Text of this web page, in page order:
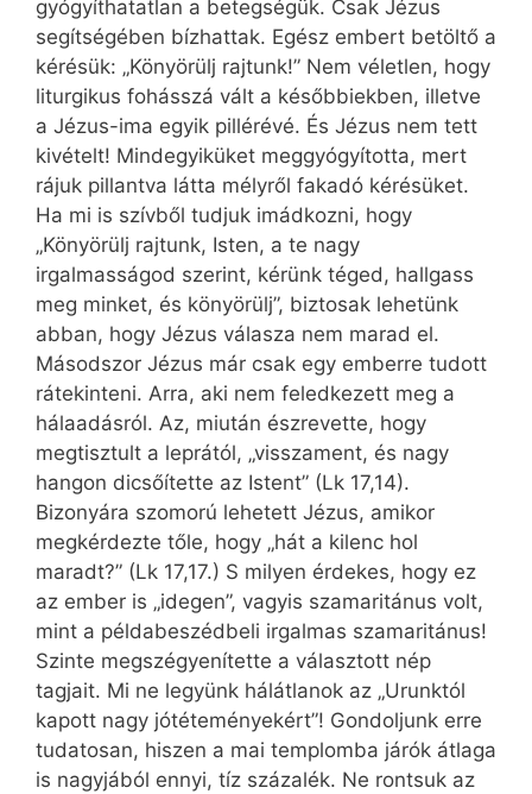
gyógyíthatatlan a betegségük. Csak Jézus
segítségében bízhattak. Egész embert betöltő a
kérésük: „Könyörülj rajtunk!” Nem véletlen, hogy
liturgikus fohásszá vált a későbbiekben, illetve
a Jézus-ima egyik pillérévé. És Jézus nem tett
kivételt! Mindegyiküket meggyógyította, mert
rájuk pillantva látta mélyről fakadó kérésüket.
Ha mi is szívből tudjuk imádkozni, hogy
„Könyörülj rajtunk, Isten, a te nagy
irgalmasságod szerint, kérünk téged, hallgass
meg minket, és könyörülj”, biztosak lehetünk
abban, hogy Jézus válasza nem marad el.
Másodszor Jézus már csak egy emberre tudott
rátekinteni. Arra, aki nem feledkezett meg a
hálaadásról. Az, miután észrevette, hogy
megtisztult a leprától, „visszament, és nagy
hangon dicsőítette az Istent” (Lk 17,14).
Bizonyára szomorú lehetett Jézus, amikor
megkérdezte tőle, hogy „hát a kilenc hol
maradt?” (Lk 17,17.) S milyen érdekes, hogy ez
az ember is „idegen”, vagyis szamaritánus volt,
mint a példabeszédbeli irgalmas szamaritánus!
Szinte megszégyenítette a választott nép
tagjait. Mi ne legyünk hálátlanok az „Urunktól
kapott nagy jótéteményekért”! Gondoljunk erre
tudatosan, hiszen a mai templomba járók átlaga
is nagyjából ennyi, tíz százalék. Ne rontsuk az